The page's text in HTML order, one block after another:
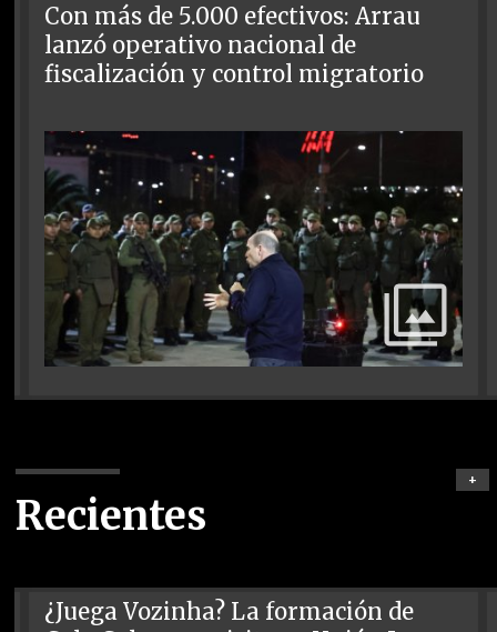
Con más de 5.000 efectivos: Arrau
lanzó operativo nacional de
fiscalización y control migratorio
Recientes
+
¿Juega Vozinha? La formación de